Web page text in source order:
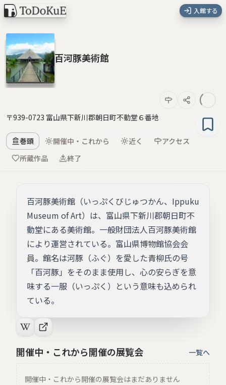
入館する
百河豚美術館
〒939-0723 富山県下新川郡朝日町不動堂６番地
巻頭 開催中・これから 近く
アクセス
所蔵作品
終了
百河豚美術館（いっぷくびじゅつかん、Ippuku
Museum of Art）は、富山県下新川郡朝日町不
動堂にある美術館。一般財団法人百河豚美術館
により運営されている。富山県博物館協会会
員。館名は河豚（ふぐ）を愛した青柳氏の号
「百河豚」をそのまま使用し、心の安らぎを意
味する一服（いっぷく）という意味も込められ
ている。
開催中・これから開催の展覧会 一覧へ
開催中・これから開催の展覧会はまだありません